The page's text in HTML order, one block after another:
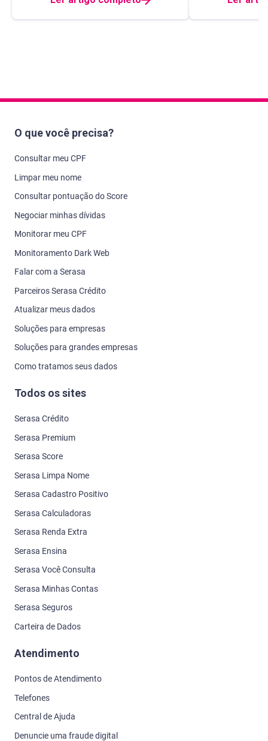
O que você precisa?
Consultar meu CPF
Limpar meu nome
Consultar pontuação do Score
Negociar minhas dívidas
Monitorar meu CPF
Monitoramento Dark Web
Falar com a Serasa
Parceiros Serasa Crédito
Atualizar meus dados
Soluções para empresas
Soluções para grandes empresas
Como tratamos seus dados
Todos os sites
Serasa Crédito
Serasa Premium
Serasa Score
Serasa Limpa Nome
Serasa Cadastro Positivo
Serasa Calculadoras
Serasa Renda Extra
Serasa Ensina
Serasa Você Consulta
Serasa Minhas Contas
Serasa Seguros
Carteira de Dados
Atendimento
Pontos de Atendimento
Telefones
Central de Ajuda
Denuncie uma fraude digital